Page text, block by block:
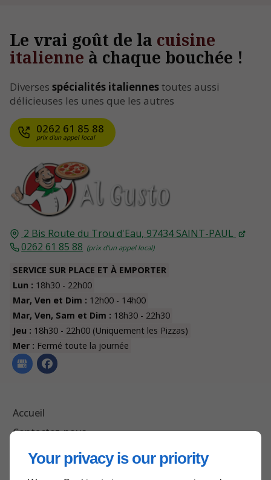
Your privacy is our priority
2 Bis Route du Trou d'Eau, 97434 SAINT-PAUL
0262 61 85 88
SERVICE SUR PLACE ET À EMPORTER
Lun : 18h30 - 22h00
Mar, Ven et Dim : 12h00 - 14h00
Mar, Ven, Sam et Dim : 18h30 - 22h30
Jeu : 18h30 - 22h00 (Uniquement les Pizzas)
Mer : Fermé toute la journée
Accueil
Contactez-nous
Mentions légales
Plan du site
Le vrai goût de la cuisine
italienne à chaque bouchée !
Diverses spécialités italiennestoutes aussi
délicieuses les unes que les autres
0262 61 85 88